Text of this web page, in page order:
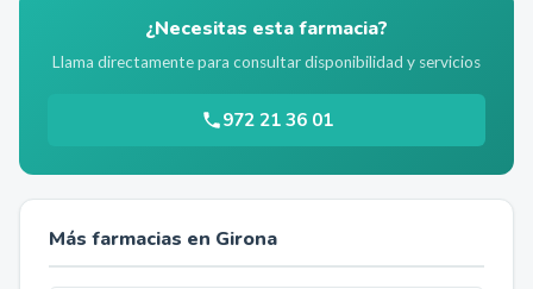
¿Necesitas esta farmacia?
Llama directamente para consultar disponibilidad y servicios
972 21 36 01
Más farmacias en Girona